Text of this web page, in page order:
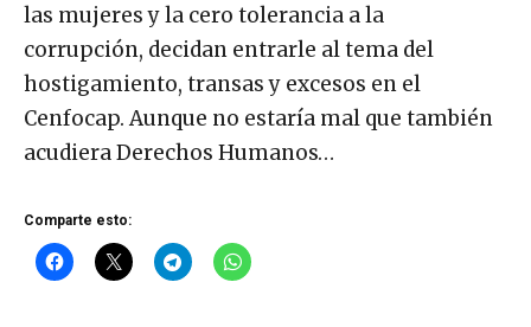
las mujeres y la cero tolerancia a la
corrupción, decidan entrarle al tema del
hostigamiento, transas y excesos en el
Cenfocap. Aunque no estaría mal que también
acudiera Derechos Humanos…
Comparte esto: